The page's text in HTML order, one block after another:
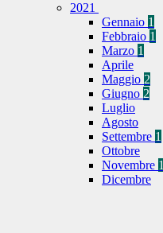
2021
Gennaio 1
Febbraio 1
Marzo 1
Aprile
Maggio 2
Giugno 2
Luglio
Agosto
Settembre 1
Ottobre
Novembre 1
Dicembre